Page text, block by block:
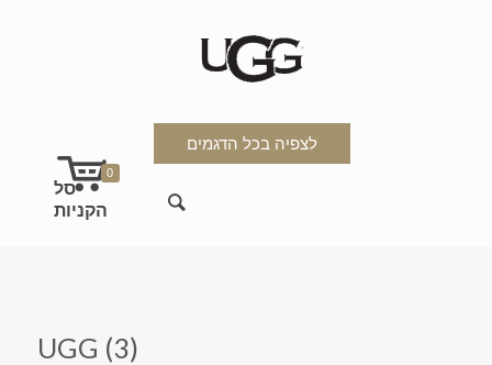
לצפיה בכל הדגמים
0
UGG (3)